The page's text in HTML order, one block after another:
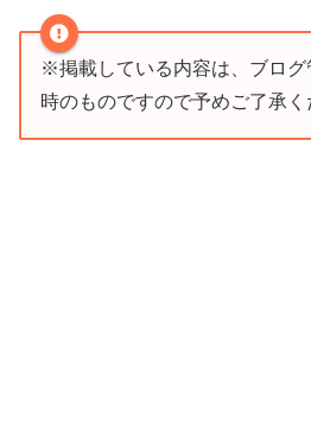
※掲載している内容は、ブログ
時のものですので予めご了承く